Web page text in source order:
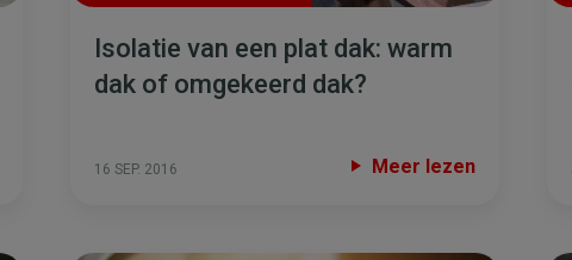
Isolatie van een plat dak: warm
dak of omgekeerd dak?
16 SEP. 2016 Meer lezen